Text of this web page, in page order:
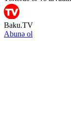
Baku.TV
Abunə ol